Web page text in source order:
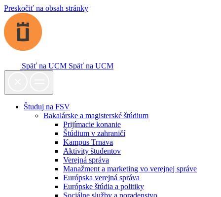
Preskočiť na obsah stránky
Späť na UCM Späť na UCM
Študuj na FSV
Bakalárske a magisterské štúdium
Prijímacie konanie
Štúdium v zahraničí
Kampus Trnava
Aktivity študentov
Verejná správa
Manažment a marketing vo verejnej správe
Európska verejná správa
Európske štúdia a politiky
Sociálne služby a poradenstvo